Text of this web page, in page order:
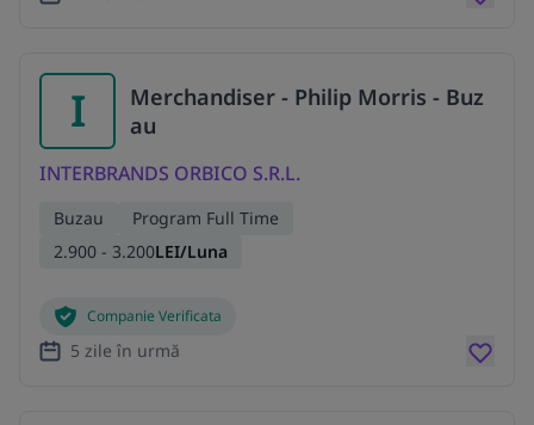
I
Merchandiser - Philip Morris - Buz
au
INTERBRANDS ORBICO S.R.L.
Buzau
Program Full Time
2.900 - 3.200LEI/Luna
Companie Verificata
5 zile în urmă